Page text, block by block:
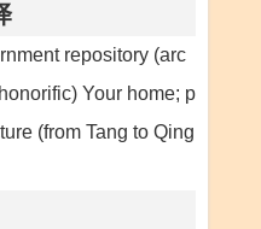
repository (arc
Your home; p
(from Tang to Qing